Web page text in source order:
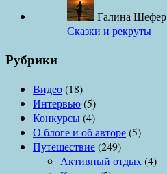
Галина Шефер
Сказки и рекруты
Рубрики
Видео(18)
Интервью(5)
Конкурсы(4)
О блоге и об авторе(5)
Путешествие(249)
Активный отдых(4)